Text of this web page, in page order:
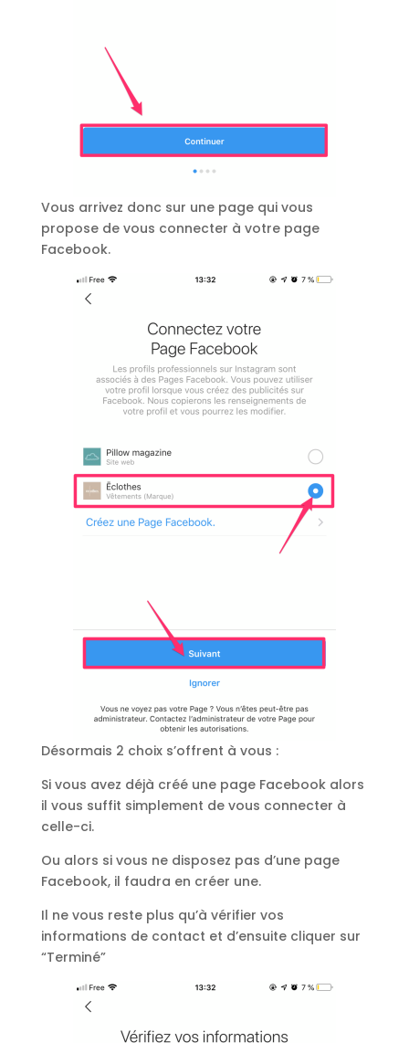
Vous arrivez donc sur une page qui vous
propose de vous connecter à votre page
Facebook.
Désormais 2 choix s’offrent à vous :
Si vous avez déjà créé une page Facebook alors
il vous suffit simplement de vous connecter à
celle-ci.
Ou alors si vous ne disposez pas d’une page
Facebook, il faudra en créer une.
Il ne vous reste plus qu’à vérifier vos
informations de contact et d’ensuite cliquer sur
“Terminé”